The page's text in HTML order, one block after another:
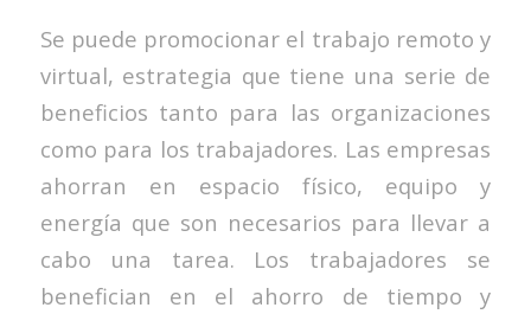
Se puede promocionar el trabajo remoto y
virtual, estrategia que tiene una serie de
beneficios tanto para las organizaciones
como para los trabajadores. Las empresas
ahorran en espacio físico, equipo y
energía que son necesarios para llevar a
cabo una tarea. Los trabajadores se
benefician en el ahorro de tiempo y